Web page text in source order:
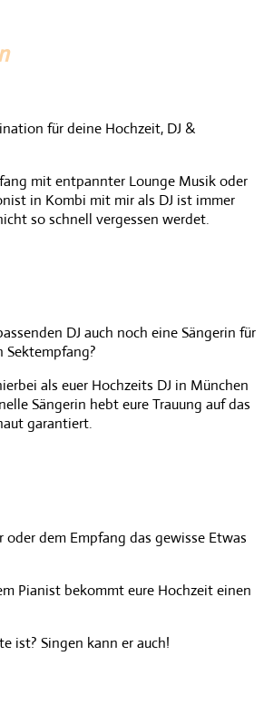
für deine Hochzeit, DJ &
mit entpannter Lounge Musik oder
in Kombi mit mir als DJ ist immer
so schnell vergessen werdet.
DJ auch noch eine Sängerin für
Sektempfang?
als euer Hochzeits DJ in München
Sängerin hebt eure Trauung auf das
garantiert.
dem Empfang das gewisse Etwas
Pianist bekommt eure Hochzeit einen
ist? Singen kann er auch!